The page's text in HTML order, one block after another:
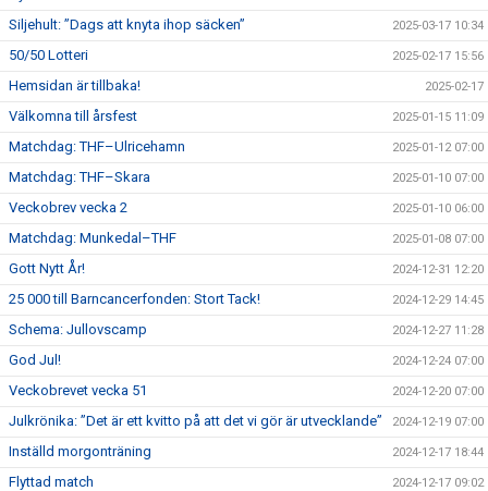
Siljehult: ”Dags att knyta ihop säcken” 2025-03-17 10:34
50/50 Lotteri 2025-02-17 15:56
Hemsidan är tillbaka! 2025-02-17
Välkomna till årsfest 2025-01-15 11:09
Matchdag: THF–Ulricehamn 2025-01-12 07:00
Matchdag: THF–Skara 2025-01-10 07:00
Veckobrev vecka 2 2025-01-10 06:00
Matchdag: Munkedal–THF 2025-01-08 07:00
Gott Nytt År! 2024-12-31 12:20
25 000 till Barncancerfonden: Stort Tack! 2024-12-29 14:45
Schema: Jullovscamp 2024-12-27 11:28
God Jul! 2024-12-24 07:00
Veckobrevet vecka 51 2024-12-20 07:00
Julkrönika: ”Det är ett kvitto på att det vi gör är utvecklande” 2024-12-19 07:00
Inställd morgonträning 2024-12-17 18:44
Flyttad match 2024-12-17 09:02